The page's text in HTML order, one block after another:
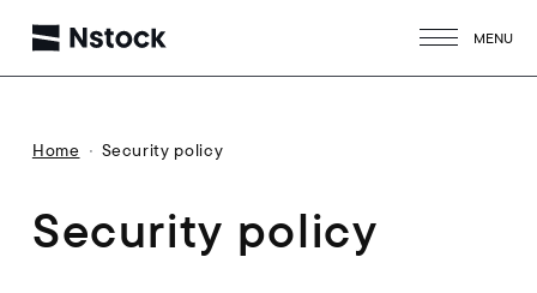
MENU
Home Security policy
Security policy